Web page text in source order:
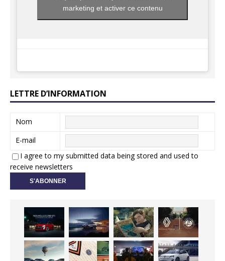
marketing et activer ce contenu
LETTRE D’INFORMATION
Nom
E-mail
I agree to my submitted data being stored and used to
receive newsletters